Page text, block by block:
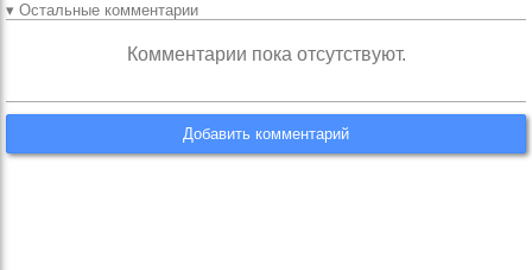
▾ Остальные комментарии
Комментарии пока отсутствуют.
Добавить комментарий